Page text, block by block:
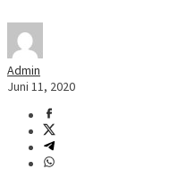
Admin
Juni 11, 2020